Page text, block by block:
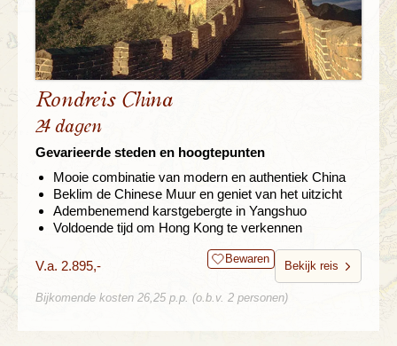
Rondreis China
24 dagen
Gevarieerde steden en hoogtepunten
Mooie combinatie van modern en authentiek China
Beklim de Chinese Muur en geniet van het uitzicht
Adembenemend karstgebergte in Yangshuo
Voldoende tijd om Hong Kong te verkennen
V.a. 2.895,- Bewaren
Bekijk reis
Bijkomende kosten 26,25 p.p. (o.b.v. 2 personen)